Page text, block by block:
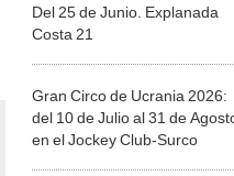
Del 25 de Junio. Explanada
Costa 21
Gran Circo de Ucrania 2026:
del 10 de Julio al 31 de
en el Jockey Club-Surco